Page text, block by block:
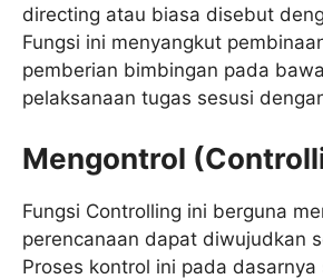
directing atau biasa disebut
Fungsi ini menyangkut
pemberian bimbingan pada
pelaksanaan tugas sesusi
Mengontrol
Fungsi Controlling ini berguna
perencanaan dapat diwujudkan
Proses kontrol ini pada dasarnya